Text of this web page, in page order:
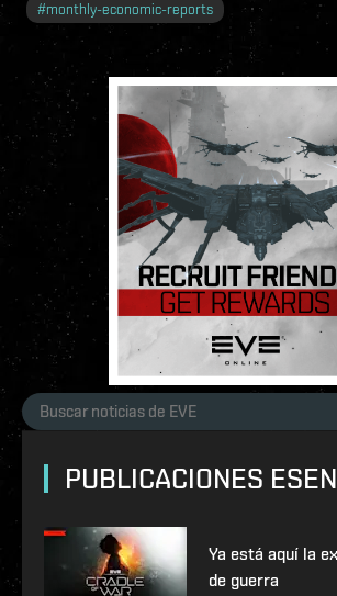
#monthly-economic-reports
PUBLICACIONES
Ya está aquí la
de guerra